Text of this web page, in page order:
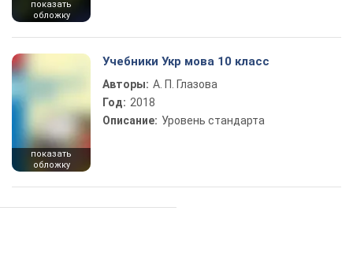
показать
обложку
показать
обложку
Учебники Укр мова 10 класс
Авторы: А. П. Глазова
Год: 2018
Описание: Уровень стандарта